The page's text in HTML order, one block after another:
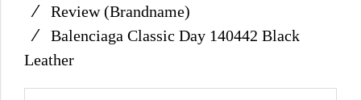
Review (Brandname)
Balenciaga Classic Day 140442 Black
Leather